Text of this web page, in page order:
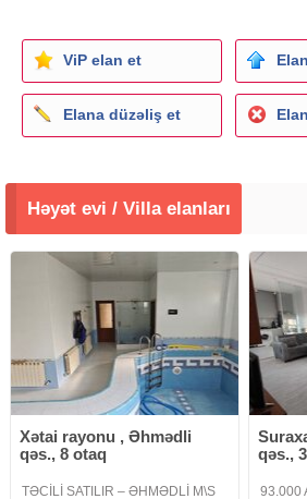
ViP elan et
Elana düzəliş et
Həyət evi / Villa elanları
Xətai rayonu , Əhmədli
qəs., 8 otaq
TƏCİLİ SATILIR – ƏHMƏDLİ M\S
qəs.,
93.000